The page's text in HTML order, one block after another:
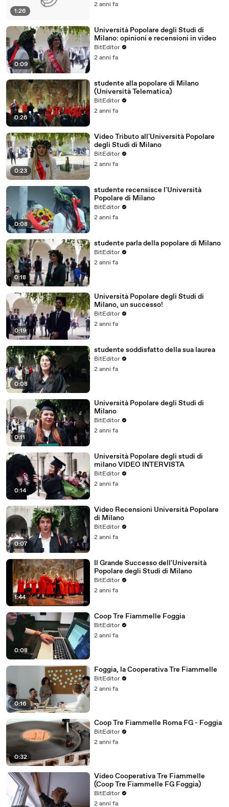
1:26
2 anni fa
0:09
Università Popolare degli Studi di
Milano: opinioni e recensioni in video
BitEditor
2 anni fa
0:26
studente alla popolare di Milano
(Università Telematica)
BitEditor
2 anni fa
0:23
Video Tributo all'Università Popolare
degli Studi di Milano
BitEditor
2 anni fa
0:08
studente recensisce l'Università
Popolare di Milano
BitEditor
2 anni fa
0:18
studente parla della popolare di Milano
BitEditor
2 anni fa
0:19
Università Popolare degli Studi di
Milano, un successo!
BitEditor
2 anni fa
0:08
studente soddisfatto della sua laurea
BitEditor
2 anni fa
0:11
Università Popolare degli Studi di
Milano
BitEditor
2 anni fa
0:14
Università Popolare degli studi di
milano VIDEO INTERVISTA
BitEditor
2 anni fa
0:07
Video Recensioni Università Popolare
di Milano
BitEditor
2 anni fa
1:44
Il Grande Successo dell'Università
Popolare degli Studi di Milano
BitEditor
2 anni fa
0:08
Coop Tre Fiammelle Foggia
BitEditor
2 anni fa
0:16
Foggia, la Cooperativa Tre Fiammelle
BitEditor
2 anni fa
0:32
Coop Tre Fiammelle Roma FG - Foggia
BitEditor
2 anni fa
Video Cooperativa Tre Fiammelle
(Coop Tre Fiammelle FG Foggia)
BitEditor
2 anni fa